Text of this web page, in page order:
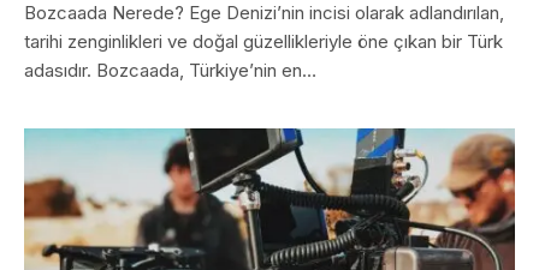
Bozcaada Nerede? Ege Denizi’nin incisi olarak adlandırılan,
tarihi zenginlikleri ve doğal güzellikleriyle öne çıkan bir Türk
adasıdır. Bozcaada, Türkiye’nin en…